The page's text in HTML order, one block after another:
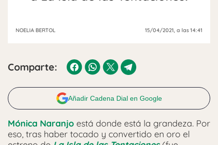
NOELIA BERTOL 15/04/2021 , a las 14:41
Comparte:
Añadir Cadena Dial en Google
Mónica Naranjo está donde está la grandeza. Por
eso, tras haber tocado y convertido en oro el